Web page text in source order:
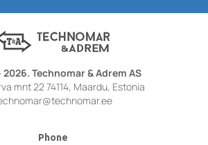
2026. Technomar & Adrem AS
mnt 22 74114, Maardu, Estonia
Phone